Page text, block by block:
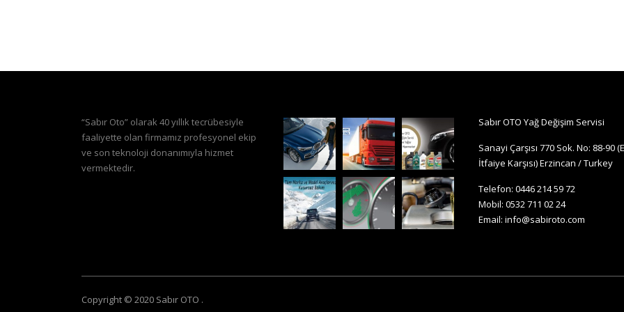
“Sabır Oto” olarak 40 yıllık tecrübesiyle
faaliyette olan firmamız profesyonel ekip
ve son teknoloji donanımıyla hizmet
vermektedir.
Sabır OTO Yağ Değişim Servisi
Sanayi Çarşısı 770 Sok. No: 88-90
İtfaiye Karşısı) Erzincan / Turkey
Telefon: 0446 214 59 72
Mobil: 0532 711 02 24
Email: info@sabiroto.com
Copyright © 2020 Sabır OTO .